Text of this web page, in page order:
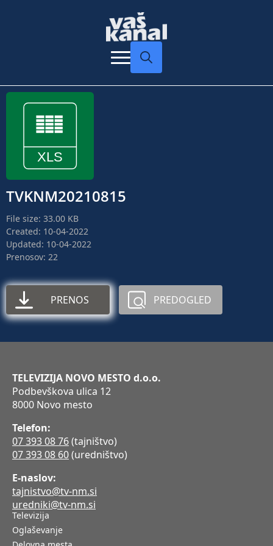
TVKNM20210815
File size: 33.00 KB
Created: 10-04-2022
Updated: 10-04-2022
Prenosov: 22
PRENOS PREDOGLED
TELEVIZIJA NOVO MESTO d.o.o.
Podbevškova ulica 12
8000 Novo mesto
Telefon:
07 393 08 76(tajništvo)
07 393 08 60(uredništvo)
E-naslov:
tajnistvo@tv-nm.si
uredniki@tv-nm.si
Televizija
Oglaševanje